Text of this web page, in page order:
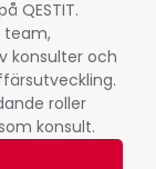
QESTIT.
team,
konsulter och
roller
konsult.